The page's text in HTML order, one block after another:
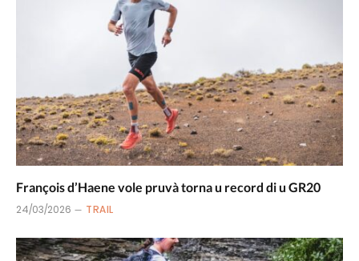
François d’Haene vole pruvà torna u record di u GR20
24/03/2026 TRAIL